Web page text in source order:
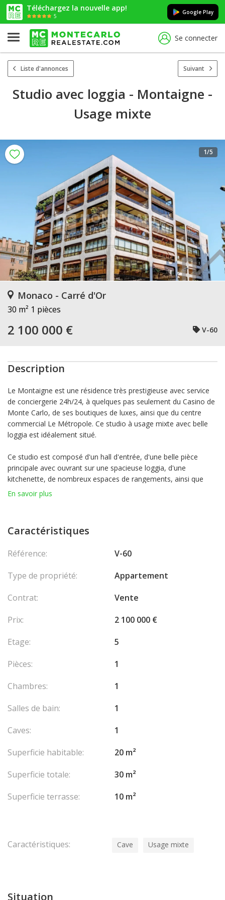
Téléchargez la nouvelle app!
5
Google Play
Se connecter
Liste d'annonces Suivant
Studio avec loggia - Montaigne -
Usage mixte
1/5
Monaco - Carré d'Or
30 m² 1 pièces
2 100 000 € V-60
Description
Le Montaigne est une résidence très prestigieuse avec service
de conciergerie 24h/24, à quelques pas seulement du Casino de
Monte Carlo, de ses boutiques de luxes, ainsi que du centre
commercial Le Métropole. Ce studio à usage mixte avec belle
loggia est idéalement situé.
Ce studio est composé d'un hall d'entrée, d'une belle pièce
principale avec ouvrant sur une spacieuse loggia, d'une
kitchenette, de nombreux espaces de rangements, ainsi que
d'une salle de bains avec wc.
Une cave complète ce bien.
En savoir plus
Caractéristiques
Référence:
V-60
Type de propriété:
Appartement
Contrat:
Vente
Prix:
2 100 000 €
Etage:
5
Pièces:
1
Chambres:
1
Salles de bain:
1
Caves:
1
Superficie habitable:
20 m²
Superficie totale:
30 m²
Superficie terrasse:
10 m²
Caractéristiques: Cave Usage mixte
Situation